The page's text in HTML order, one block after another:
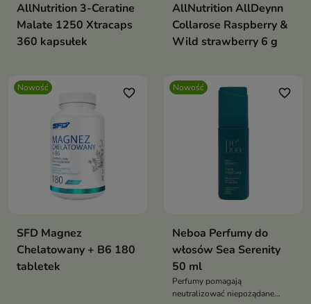
AllNutrition 3-Ceratine
Malate 1250 Xtracaps
360 kapsułek
AllNutrition AllDeynn
Collarose Raspberry &
Wild strawberry 6 g
Nowość favorite_border
SFD Magnez
Chelatowany + B6 180
tabletek
Nowość favorite_border
Neboa Perfumy do
włosów Sea Serenity
50 ml
Perfumy pomagają
neutralizować niepożądane